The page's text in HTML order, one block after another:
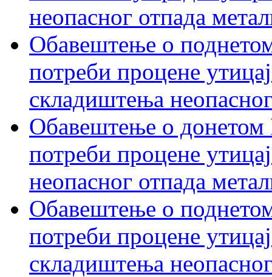
неопасног отпада
Обавештење о
потреби процене
складиштења
Обавештење о
потреби процене
неопасног отпада
Обавештење о
потреби процене
складиштења